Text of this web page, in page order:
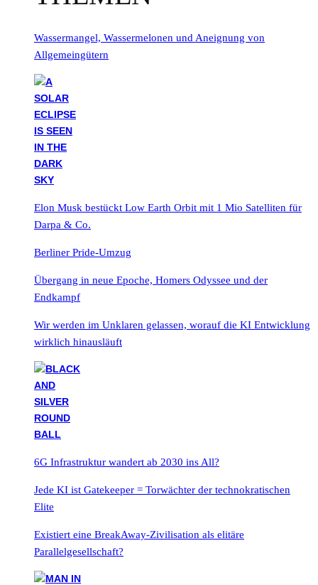
Wassermangel, Wassermelonen und Aneignung von
Allgemeingütern
Elon Musk bestückt Low Earth Orbit mit 1 Mio Satelliten für
Darpa & Co.
Berliner Pride-Umzug
Übergang in neue Epoche, Homers Odyssee und der
Endkampf
Wir werden im Unklaren gelassen, worauf die KI Entwicklung
wirklich hinausläuft
6G Infrastruktur wandert ab 2030 ins All?
Jede KI ist Gatekeeper = Torwächter der technokratischen
Elite
Existiert eine BreakAway-Zivilisation als elitäre
Parallelgesellschaft?